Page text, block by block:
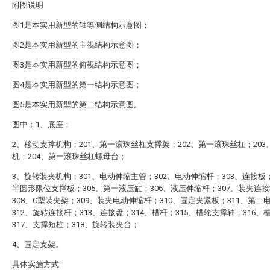
附图说明
图1是本实用新型的轴等侧结构示意图；
图2是本实用新型的主视结构示意图；
图3是本实用新型的俯视结构示意图；
图4是本实用新型的第一结构示意图；
图5是本实用新型的第二结构示意图。
图中：1、底座；
2、移动支撑机构；201、第一滚珠丝杠支撑架；202、第一滚珠丝杠；203
机；204、第一滚珠丝杠螺母台；
3、旋转装夹机构；301、电动伸缩主管；302、电动伸缩杆；303、连接板
半圆形限位支撑板；305、第一液压缸；306、液压伸缩杆；307、装夹连接
308、C型装夹架；309、装夹电动伸缩杆；310、固定夹紧板；311、第二
312、旋转连接杆；313、连接盘；314、槽杆；315、槽轮支撑轴；316、
317、支撑短柱；318、旋转装夹台；
4、固定支架。
具体实施方式